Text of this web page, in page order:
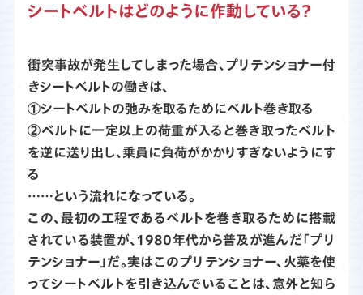
シートベルトはどのように作動している？
衝突事故が発生してしまった場合、プリテンショナー付
きシートベルトの働きは、
①シートベルトの弛みを取るためにベルト巻き取る
②ベルトに一定以上の荷重が入ると巻き取ったベルト
を逆に送り出し、乗員に負荷がかかりすぎないようにす
る
……という流れになっている。
この、最初の工程であるベルトを巻き取るために搭載
されている装置が、1980年代から普及が進んだ「プリ
テンショナー」だ。実はこのプリテンショナー、火薬を使
ってシートベルトを引き込んでいることは、意外と知ら